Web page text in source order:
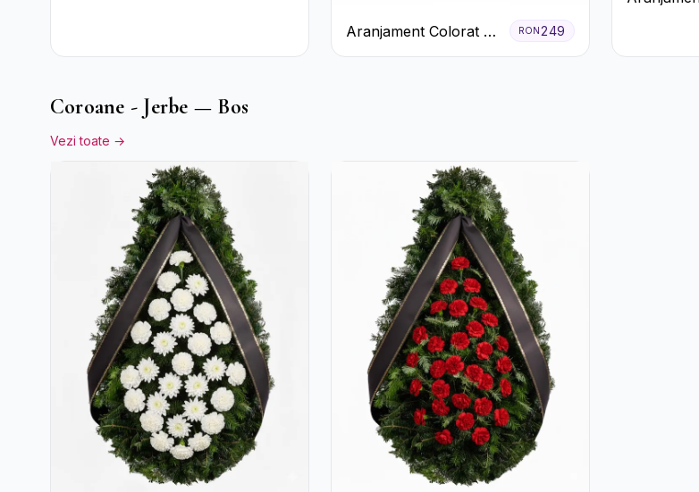
Aranjament Colorat cu
Crizanteme în Cutie
RON249
Coroane - Jerbe — Bos
Vezi toate →